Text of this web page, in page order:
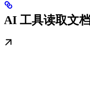
AI 工具读取文